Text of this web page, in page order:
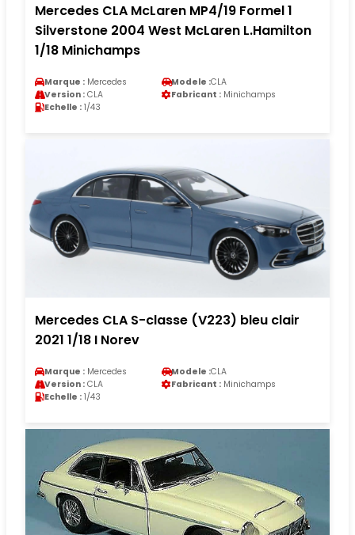
Mercedes CLA McLaren MP4/19 Formel 1
Silverstone 2004 West McLaren L.Hamilton
1/18 Minichamps
Marque : Mercedes Modele :CLA
Version : CLA Fabricant : Minichamps
Echelle : 1/43
Mercedes CLA S-classe (V223) bleu clair
2021 1/18 I Norev
Marque : Mercedes Modele :CLA
Version : CLA Fabricant : Minichamps
Echelle : 1/43